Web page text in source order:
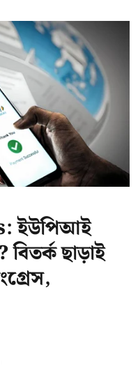
ইউপিআই
বিতর্ক ছাড়াই